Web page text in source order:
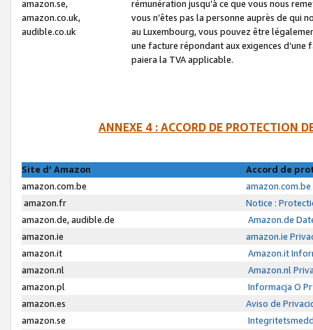
amazon.se,
amazon.co.uk,
audible.co.uk
rémunération jusqu’à ce que vous nous
vous n’êtes pas la personne auprès de qui
au Luxembourg, vous pouvez être
une facture répondant aux exigences
paiera la TVA applicable.
ANNEXE 4 : ACCORD DE PROTECTION
Site d’ Amazon
Accord de
amazon.com.be
amazon.fr
Notice :
amazon.de, audible.de
Amazon.de
amazon.ie
amazon.ie
amazon.it
Amazon.it
amazon.nl
Amazon.nl
amazon.pl
Informacja O
amazon.es
Aviso de
amazon.se